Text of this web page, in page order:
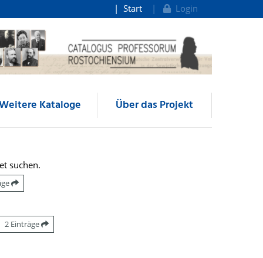
Start Login
Kataloge Über das Projekt
suchen.
2 Einträge